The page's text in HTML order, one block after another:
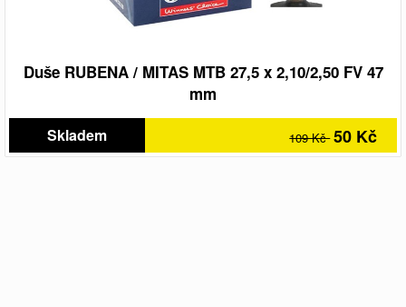
Duše RUBENA / MITAS MTB 27,5 x 2,10/2,50 FV 47
mm
Skladem 109 Kč 50 Kč